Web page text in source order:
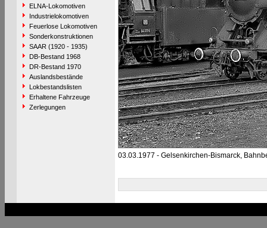
ELNA-Lokomotiven
Industrielokomotiven
Feuerlose Lokomotiven
Sonderkonstruktionen
SAAR (1920 - 1935)
DB-Bestand 1968
DR-Bestand 1970
Auslandsbestände
Lokbestandslisten
Erhaltene Fahrzeuge
Zerlegungen
03.03.1977 - Gelsenkirchen-Bismarck,